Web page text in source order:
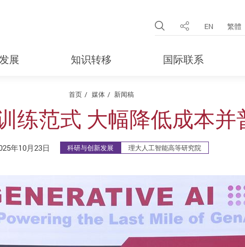
Open Site
分享 EN 繁體
展 知识转移 国际联系
首页 媒体 新闻稿
练范式 大幅降低成本并
年10月23日 科研与创新发展 理大人工智能高等研究院